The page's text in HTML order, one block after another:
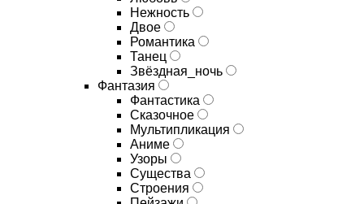
Нежность
Двое
Романтика
Танец
Звёздная_ночь
Фантазия
Фантастика
Сказочное
Мультипликация
Аниме
Узоры
Существа
Строения